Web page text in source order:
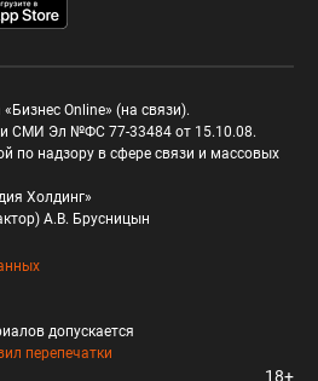
Online» (на связи).
СМИ Эл №ФС 77-33484 от 15.10.08.
по надзору в сфере связи и массовых
Холдинг»
А.В. Брусницын
допускается
перепечатки
18+